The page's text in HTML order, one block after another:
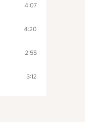
4:07
4:20
2:55
3:12